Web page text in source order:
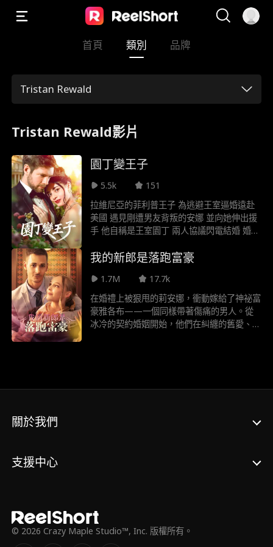
首頁 類別 品牌
Tristan Rewald
Tristan Rewald影片
園丁變王子
5.5k
151
拉維尼亞的菲利普王子 為逃避王室逼婚遠赴
美國 遇見剛遭男友背叛的安娜 並向她伸出援
手 他自稱是王室園丁 兩人協議閃電結婚 婚後
回母親公司 並取得王室肖像授權 最終菲利普
福生活
我的新郎是落跑富豪
1.7M
17.7k
在婚禮上被狠甩的莉安娜，衝動嫁給了神祕富
豪雅各布——一個同樣帶著傷痛的男人。從
冰冷的契約婚姻開始，他們在糾纏的舊愛、家
關於我們
支援中心
© 2026 Crazy Maple Studio™, Inc. 版權所有。